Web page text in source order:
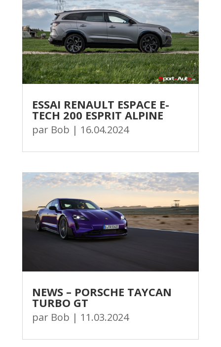
ESSAI RENAULT ESPACE E-
TECH 200 ESPRIT ALPINE
par Bob | 16.04.2024
NEWS – PORSCHE TAYCAN
TURBO GT
par Bob | 11.03.2024